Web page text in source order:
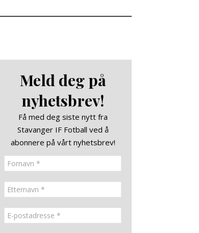
Meld deg på
nyhetsbrev!
Få med deg siste nytt fra
Stavanger IF Fotball ved å
abonnere på vårt nyhetsbrev!